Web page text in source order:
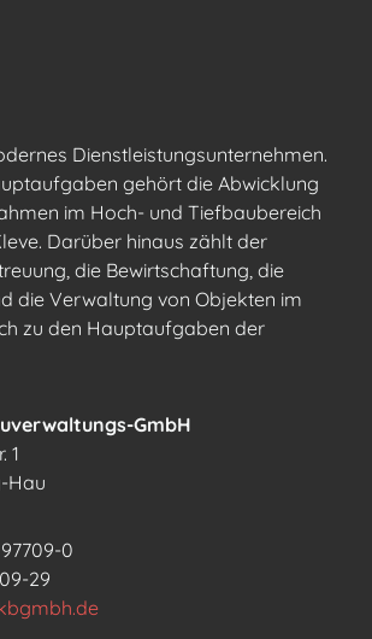
Dienstleistungsunternehmen.
gehört die Abwicklung
im Hoch- und Tiefbaubereich
Darüber hinaus zählt der
die Bewirtschaftung, die
die Verwaltung von Objekten im
zu den Hauptaufgaben der
GmbH
1
Hau
0
29